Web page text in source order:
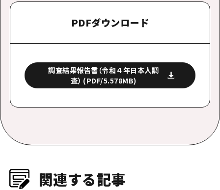
PDFダウンロード
調査結果報告書（令和４年日本人調
査） (PDF/5.578MB)
関連する記事